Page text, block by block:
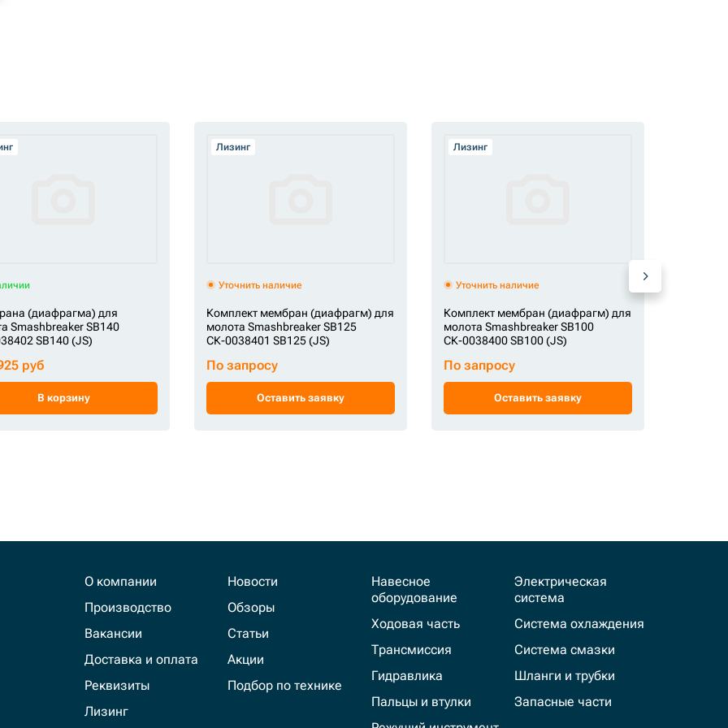
(диафрагма) для
Smashbreaker SB140
SB140 (JS)
руб
В корзину
Лизинг
Уточнить наличие
Комплект мембран (диафрагм) для
молота Smashbreaker SB125
СК-0038401 SB125 (JS)
По запросу
Оставить заявку
Лизинг
Уточнить наличие
Комплект мембран (диафрагм) для
молота Smashbreaker SB100
СК-0038400 SB100 (JS)
По запросу
Оставить заявку
О компании
Производство
Вакансии
Доставка и оплата
Реквизиты
Лизинг
Новости
Обзоры
Статьи
Акции
Подбор по технике
Навесное
оборудование
Ходовая часть
Трансмиссия
Гидравлика
Пальцы и втулки
Электрическая
система
Система охлаждения
Система смазки
Шланги и трубки
Запасные части